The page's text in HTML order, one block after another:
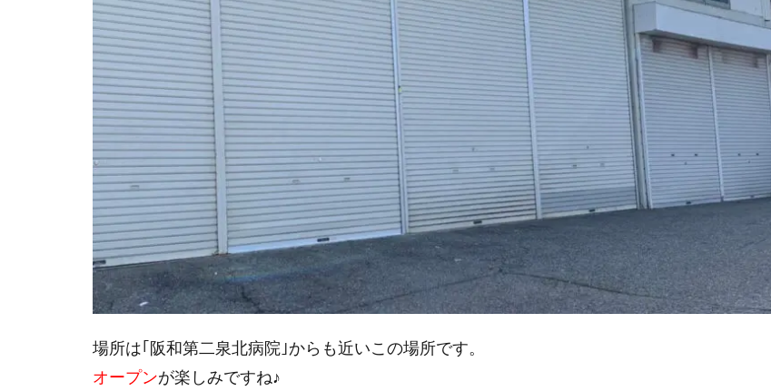
場所は｢阪和第二泉北病院｣からも近いこの場所です。
オープンが楽しみですね♪